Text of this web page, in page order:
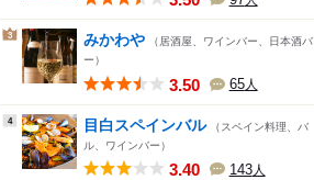
3 みかわや （居酒屋、ワインバー、日本酒バ
ー）
3.50 65人
4 目白スペインバル （スペイン料理、バ
ル、ワインバー）
3.40 143人